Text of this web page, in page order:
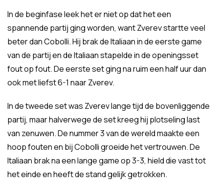
In de beginfase leek het er niet op dat het een
spannende partij ging worden, want Zverev startte veel
beter dan Cobolli. Hij brak de Italiaan in de eerste game
van de partij en de Italiaan stapelde in de openingsset
fout op fout. De eerste set ging na ruim een half uur dan
ook met liefst 6-1 naar Zverev.
In de tweede set was Zverev lange tijd de bovenliggende
partij, maar halverwege de set kreeg hij plotseling last
van zenuwen. De nummer 3 van de wereld maakte een
hoop fouten en bij Cobolli groeide het vertrouwen. De
Italiaan brak na een lange game op 3-3, hield die vast tot
het einde en heeft de stand gelijk getrokken.